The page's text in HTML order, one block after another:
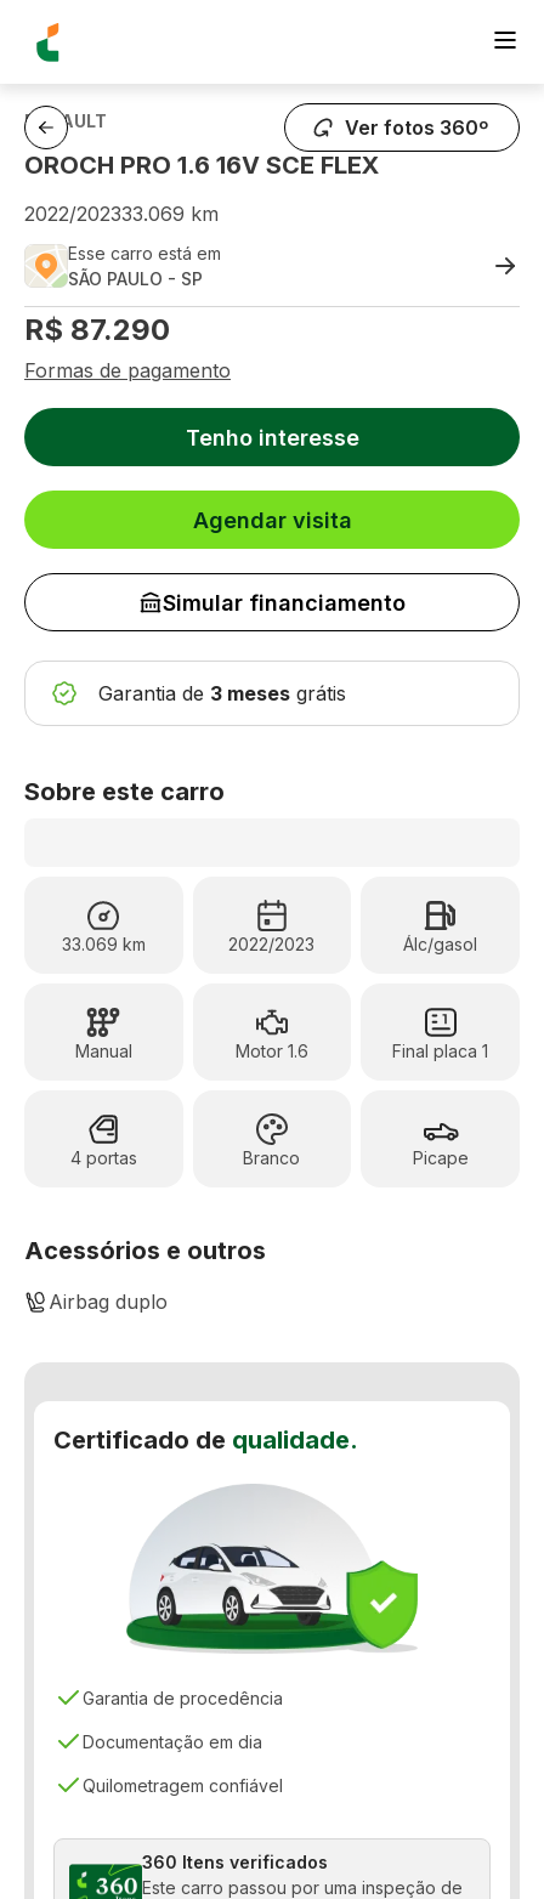
Ver fotos 360º
RENAULT
OROCH PRO 1.6 16V SCE FLEX
2022/202333.069 km
Esse carro está em
SÃO PAULO - SP
R$ 87.290
Formas de pagamento
Tenho interesse
Agendar visita
Simular financiamento
Garantia de 3 meses grátis
Sobre este carro
33.069 km 2022/2023 Álc/gasol
Manual Motor 1.6 Final placa 1
4 portas Branco Picape
Acessórios e outros
Airbag duplo
Controle de tração
Encosto de cabeça traseiro
Travas elétricas
Vidros elétricos
Certificado de qualidade.
Garantia de procedência
Documentação em dia
Quilometragem confiável
360 Itens verificados
Este carro passou por uma inspeção de